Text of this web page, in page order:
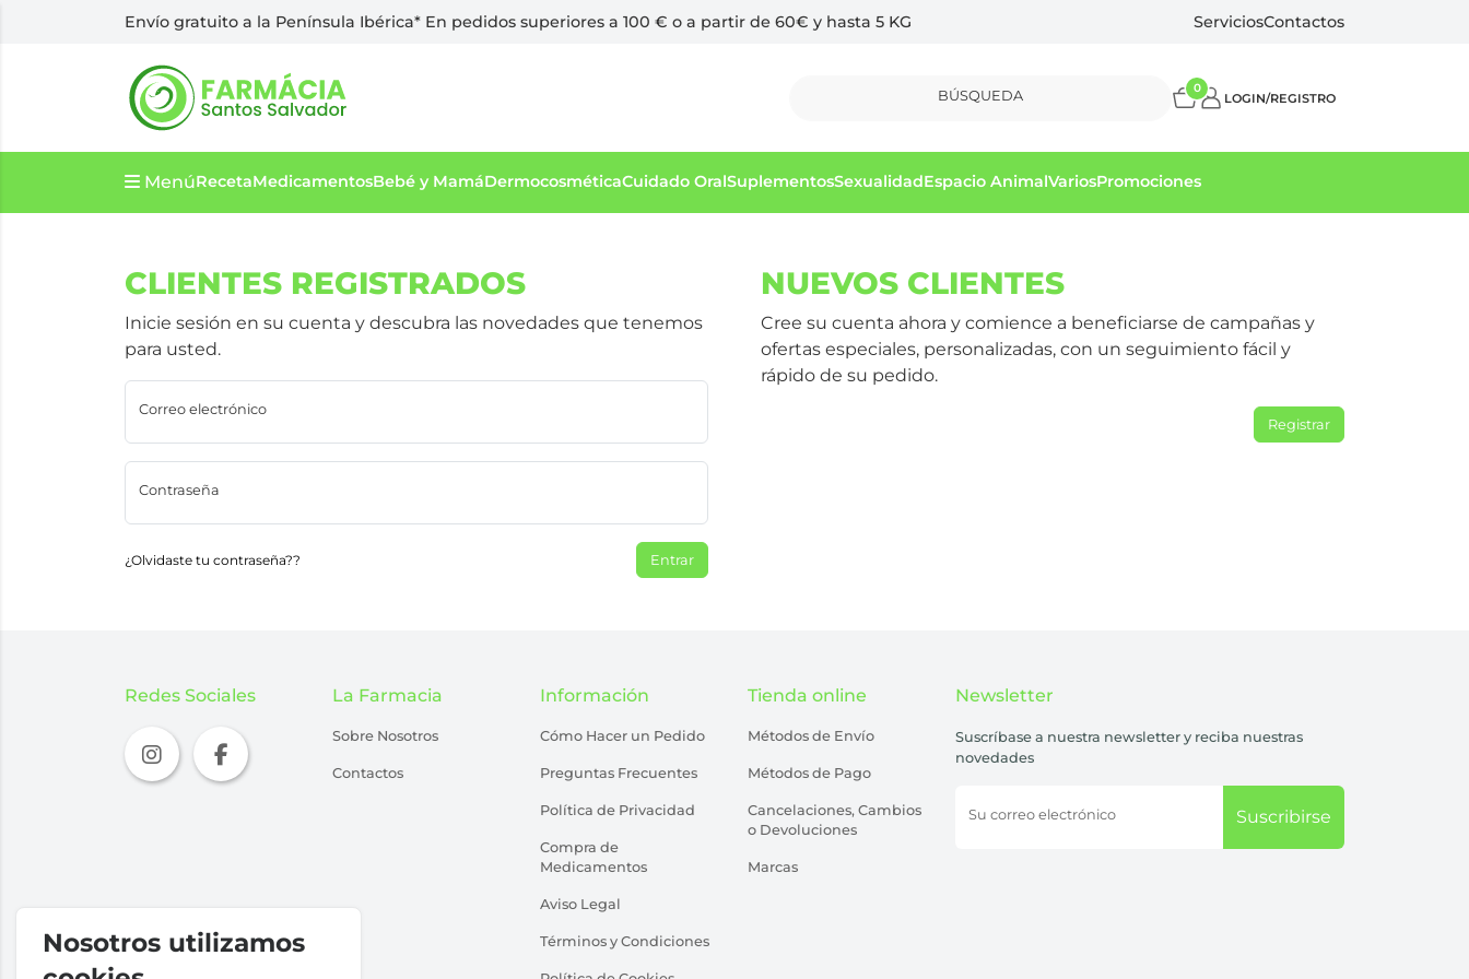
Envío gratuito a la Península Ibérica* En pedidos superiores a 100 € o a partir de 60€ y hasta 5 KG ServiciosContactos
BÚSQUEDA 0
LOGIN/REGISTRO
MenúRecetaMedicamentosBebé y MamáDermocosméticaCuidado OralSuplementosSexualidadEspacio AnimalVariosPromociones
CLIENTES REGISTRADOS
Inicie sesión en su cuenta y descubra las novedades que tenemos
para usted.
Correo electrónico
Contraseña
¿Olvidaste tu contraseña?? Entrar
NUEVOS CLIENTES
Cree su cuenta ahora y comience a beneficiarse de campañas y
ofertas especiales, personalizadas, con un seguimiento fácil y
rápido de su pedido.
Registrar
Redes Sociales La Farmacia
Sobre Nosotros
Contactos
Información
Cómo Hacer un Pedido
Preguntas Frecuentes
Política de Privacidad
Compra de
Medicamentos
Aviso Legal
Términos y Condiciones
Tienda online
Métodos de Envío
Métodos de Pago
Cancelaciones, Cambios
o Devoluciones
Marcas
Newsletter
Suscríbase a nuestra newsletter y reciba nuestras
novedades
Su correo electrónico Suscribirse
Nosotros utilizamos